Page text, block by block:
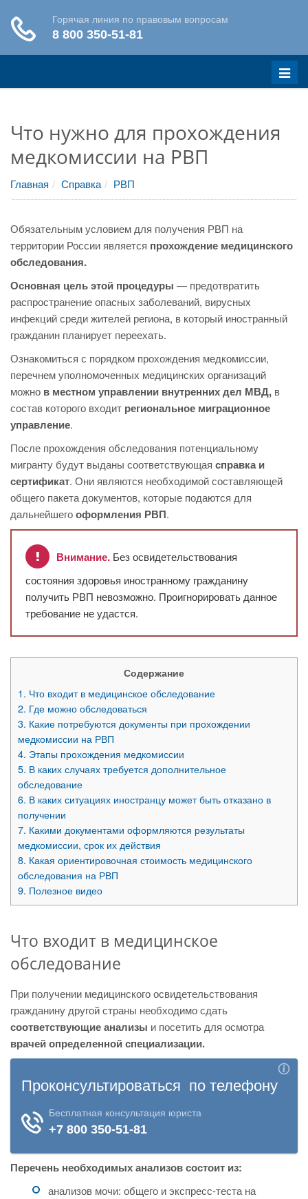
Меню
Что нужно для прохождения
медкомиссии на РВП
Главная Справка РВП
Обязательным условием для получения РВП на
территории России является прохождение медицинского
обследования.
Основная цель этой процедуры — предотвратить
распространение опасных заболеваний, вирусных
инфекций среди жителей региона, в который иностранный
гражданин планирует переехать.
Ознакомиться с порядком прохождения медкомиссии,
перечнем уполномоченных медицинских организаций
можно в местном управлении внутренних дел МВД, в
состав которого входит региональное миграционное
управление.
После прохождения обследования потенциальному
мигранту будут выданы соответствующая справка и
сертификат. Они являются необходимой составляющей
общего пакета документов, которые подаются для
дальнейшегооформления РВП.
Внимание. Без освидетельствования
состояния здоровья иностранному гражданину
получить РВП невозможно. Проигнорировать данное
требование не удастся.
Содержание
1. Что входит в медицинское обследование
2. Где можно обследоваться
3. Какие потребуются документы при прохождении
медкомиссии на РВП
4. Этапы прохождения медкомиссии
5. В каких случаях требуется дополнительное
обследование
6. В каких ситуациях иностранцу может быть отказано в
получении
7. Какими документами оформляются результаты
медкомиссии, срок их действия
8. Какая ориентировочная стоимость медицинского
обследования на РВП
9. Полезное видео
Что входит в медицинское
обследование
При получении медицинского освидетельствования
гражданину другой страны необходимо сдать
соответствующие анализы и посетить для осмотра
врачей определенной специализации.
Перечень необходимых анализов состоит из:
анализов мочи: общего и экспресс-теста на